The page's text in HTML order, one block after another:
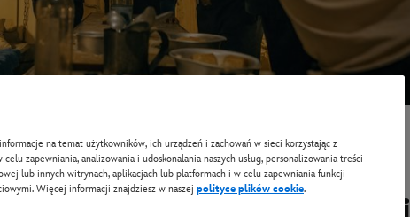
on the Rocks” już
na temat użytkowników, ich urządzeń i zachowań w sieci korzystając z
zapewniania, analizowania i udoskonalania naszych usług, personalizowania treści
lub innych witrynach, aplikacjach lub platformach i w celu zapewniania funkcji
Więcej informacji znajdziesz w naszej polityce plików cookie.